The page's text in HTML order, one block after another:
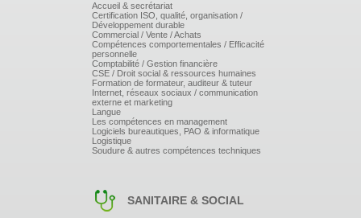
PERSONNES ÂGÉES, DES PERSONNES
ÂGÉES DÉPENDANTES ET LES BESOINS
PRIMAIRES... EN BANDE DESSINÉE
JEUX DE RÔLES
Accueil & secrétariat
Certification ISO, qualité, organisation /
Développement durable
Commercial / Vente / Achats
Compétences comportementales / Efficacité
personnelle
Comptabilité / Gestion financière
CSE / Droit social & ressources humaines
Formation de formateur, auditeur & tuteur
Internet, réseaux sociaux / communication
externe et marketing
Langue
Les compétences en management
Logiciels bureautiques, PAO & informatique
Logistique
Soudure & autres compétences techniques
SANITAIRE & SOCIAL